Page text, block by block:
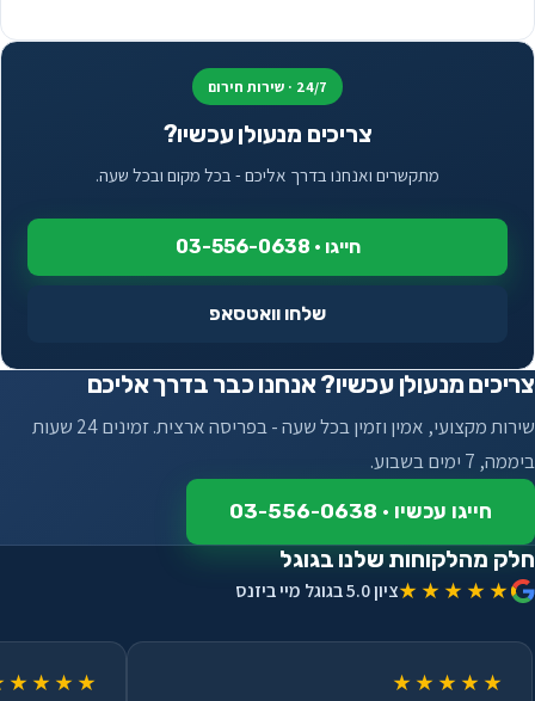
24/7 · שירות חירום
צריכים מנעולן עכשיו?
מתקשרים ואנחנו בדרך אליכם - בכל מקום ובכל שעה.
חייגו · 03-556-0638
שלחו וואטסאפ
צריכים מנעולן עכשיו? אנחנו כבר בדרך אליכם
שירות מקצועי, אמין וזמין בכל שעה - בפריסה ארצית. זמינים 24 שעות
ביממה, 7 ימים בשבוע.
חייגו עכשיו · 03-556-0638
חלק מהלקוחות שלנו בגוגל
★★★★★ציון 5.0 בגוגל מיי ביזנס
★★★★★